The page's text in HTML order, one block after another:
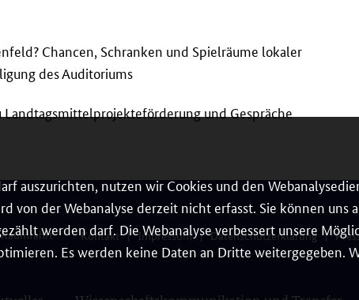
auszurichten, nutzen wir Cookies und den
von der Webanalyse derzeit nicht erfasst. Sie können
werden darf. Die Webanalyse verbessert unsere
Es werden keine Daten an Dritte weitergegeben.
Chancen, Schranken und Spielräume lokaler
des Auditoriums
und Gespräche
Kontakt Impressum Datenschutzerklärung